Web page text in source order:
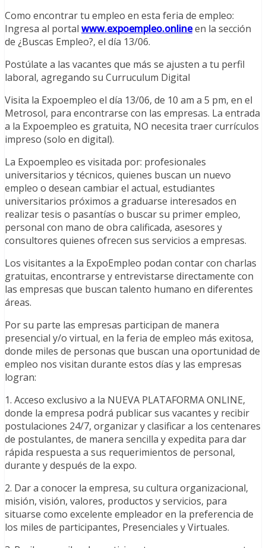
Como encontrar tu empleo en esta feria de empleo:
Ingresa al portal www.expoempleo.onlineen la sección
de ¿Buscas Empleo?, el día 13/06.
Postúlate a las vacantes que más se ajusten a tu perfil
laboral, agregando su Curruculum Digital
Visita la Expoempleo el día 13/06, de 10 am a 5 pm, en el
Metrosol, para encontrarse con las empresas. La entrada
a la Expoempleo es gratuita, NO necesita traer currículos
impreso (solo en digital).
La Expoempleo es visitada por: profesionales
universitarios y técnicos, quienes buscan un nuevo
empleo o desean cambiar el actual, estudiantes
universitarios próximos a graduarse interesados en
realizar tesis o pasantías o buscar su primer empleo,
personal con mano de obra calificada, asesores y
consultores quienes ofrecen sus servicios a empresas.
Los visitantes a la ExpoEmpleo podan contar con charlas
gratuitas, encontrarse y entrevistarse directamente con
las empresas que buscan talento humano en diferentes
áreas.
Por su parte las empresas participan de manera
presencial y/o virtual, en la feria de empleo más exitosa,
donde miles de personas que buscan una oportunidad de
empleo nos visitan durante estos días y las empresas
logran:
1. Acceso exclusivo a la NUEVA PLATAFORMA ONLINE,
donde la empresa podrá publicar sus vacantes y recibir
postulaciones 24/7, organizar y clasificar a los centenares
de postulantes, de manera sencilla y expedita para dar
rápida respuesta a sus requerimientos de personal,
durante y después de la expo.
2. Dar a conocer la empresa, su cultura organizacional,
misión, visión, valores, productos y servicios, para
situarse como excelente empleador en la preferencia de
los miles de participantes, Presenciales y Virtuales.